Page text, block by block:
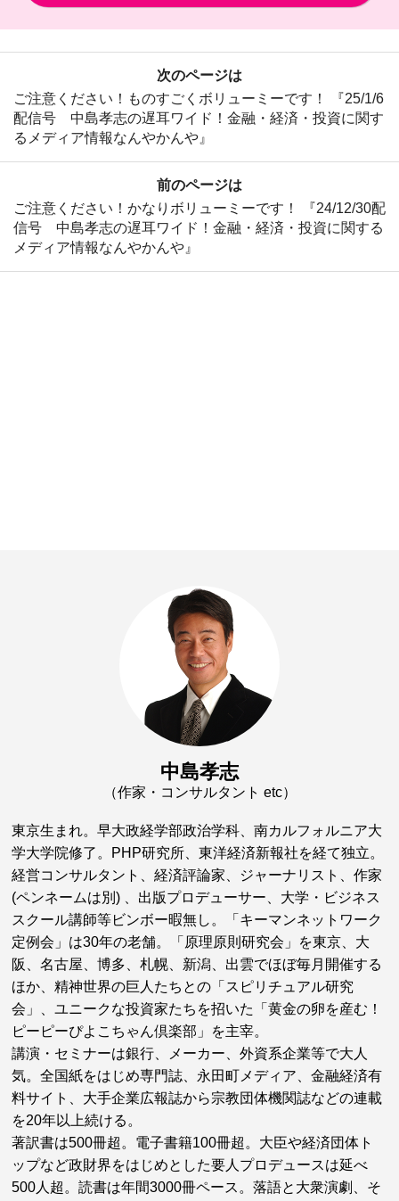
前のページは
ご注意ください！かなりボリューミーです！ 『24/12/30配
信号 中島孝志の遅耳ワイド！金融・経済・投資に関する
メディア情報なんやかんや』
次のページは
ご注意ください！ものすごくボリューミーです！ 『25/1/6
配信号 中島孝志の遅耳ワイド！金融・経済・投資に関す
るメディア情報なんやかんや』
中島孝志
（作家・コンサルタント etc）
東京生まれ。早大政経学部政治学科、南カルフォルニア大
学大学院修了。PHP研究所、東洋経済新報社を経て独立。
経営コンサルタント、経済評論家、ジャーナリスト、作家
(ペンネームは別) 、出版プロデューサー、大学・ビジネス
スクール講師等ビンボー暇無し。「キーマンネットワーク
定例会」は30年の老舗。「原理原則研究会」を東京、大
阪、名古屋、博多、札幌、新潟、出雲でほぼ毎月開催する
ほか、精神世界の巨人たちとの「スピリチュアル研究
会」、ユニークな投資家たちを招いた「黄金の卵を産む！
ピーピーぴよこちゃん倶楽部」を主宰。
講演・セミナーは銀行、メーカー、外資系企業等で大人
気。全国紙をはじめ専門誌、永田町メディア、金融経済有
料サイト、大手企業広報誌から宗教団体機関誌などの連載
を20年以上続ける。
著訳書は500冊超。電子書籍100冊超。大臣や経済団体ト
ップなど政財界をはじめとした要人プロデュースは延べ
500人超。読書は年間3000冊ペース。落語と大衆演劇、そ